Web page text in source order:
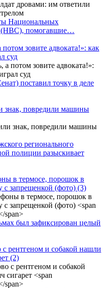
Национальных
(НВС), помогавшие…
зовите адвоката!»: как
суд
поставил точку в деле
знак, повредили машины
регионального
полиции разыскивает
в термосе, порошок в
запрещенкой (фото) (3)
был зафиксирован целый
рентгеном и собакой нашли
(2)